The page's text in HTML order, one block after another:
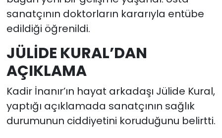
sanatçının doktorların kararıyla entübe
edildiği öğrenildi.
JÜLİDE KURAL’DAN
AÇIKLAMA
Kadir İnanır’ın hayat arkadaşı Jülide Kural,
yaptığı açıklamada sanatçının sağlık
durumunun ciddiyetini koruduğunu belirtti.